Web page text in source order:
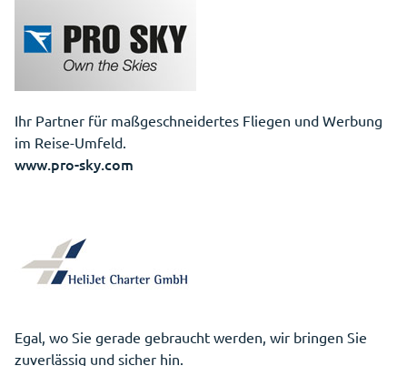
Ihr Partner für maßgeschneidertes Fliegen und Werbung
im Reise-Umfeld.
www.pro-sky.com
Egal, wo Sie gerade gebraucht werden, wir bringen Sie
zuverlässig und sicher hin.